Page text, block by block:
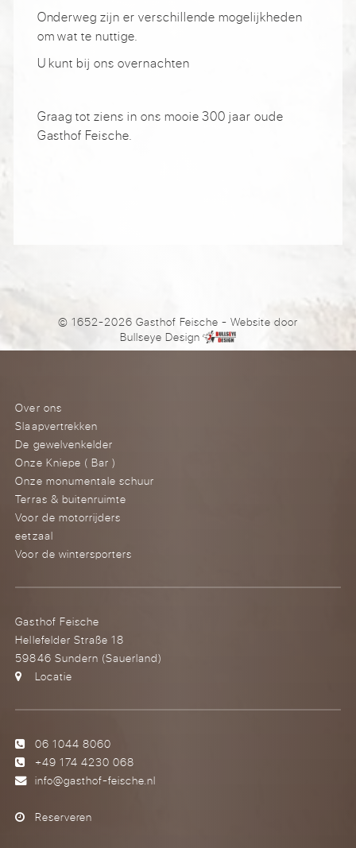
Onderweg zijn er verschillende mogelijkheden
om wat te nuttige.
U kunt bij ons overnachten
Graag tot ziens in ons mooie 300 jaar oude
Gasthof Feische.
© 1652-2026 Gasthof Feische- Website door
Bullseye Design
Over ons
Slaapvertrekken
De gewelvenkelder
Onze Kniepe ( Bar )
Onze monumentale schuur
Terras & buitenruimte
Voor de motorrijders
eetzaal
Voor de wintersporters
Gasthof Feische
Hellefelder Straße 18
59846 Sundern (Sauerland)
Locatie
06 1044 8060
+49 174 4230 068
info@gasthof-feische.nl
Reserveren